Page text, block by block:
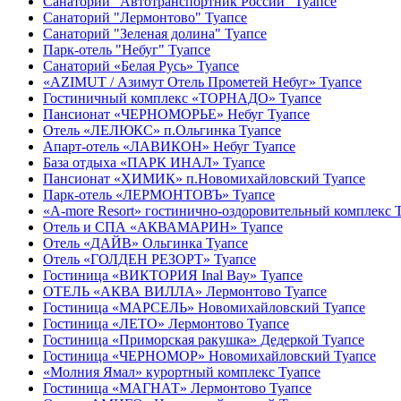
Санаторий "Лермонтово" Туапсе
Санаторий "Зеленая долина" Туапсе
Парк-отель "Небуг" Туапсе
Санаторий «Белая Русь» Туапсе
«AZIMUT / Азимут Отель Прометей Небуг» Туапсе
Гостиничный комплекс «ТОРНАДО» Туапсе
Пансионат «ЧЕРНОМОРЬЕ» Небуг Туапсе
Отель «ЛЕЛЮКС» п.Ольгинка Туапсе
Апарт-отель «ЛАВИКОН» Небуг Туапсе
База отдыха «ПАРК ИНАЛ» Туапсе
Пансионат «ХИМИК» п.Новомихайловский Туапсе
Парк-отель «ЛЕРМОНТОВЪ» Туапсе
«A-more Resort» гостинично-оздоровительный комплекс
Отель и СПА «АКВАМАРИН» Туапсе
Отель «ДАЙВ» Ольгинка Туапсе
Отель «ГОЛДЕН РЕЗОРТ» Туапсе
Гостиница «ВИКТОРИЯ Inal Bay» Туапсе
ОТЕЛЬ «АКВА ВИЛЛА» Лермонтово Туапсе
Гостиница «МАРСЕЛЬ» Новомихайловский Туапсе
Гостиница «ЛЕТО» Лермонтово Туапсе
Гостиница «Приморская ракушка» Дедеркой Туапсе
Гостиница «ЧЕРНОМОР» Новомихайловский Туапсе
«Молния Ямал» курортный комплекс Туапсе
Гостиница «МАГНАТ» Лермонтово Туапсе